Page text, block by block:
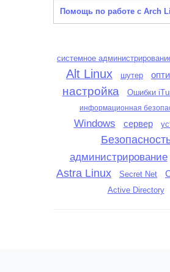
Помощь по работе с Arch
системное
Alt Linux шутер
настройка Ошибки
информационная
Windows сервер
администрирование
Astra Linux Secret Net
Active Directory